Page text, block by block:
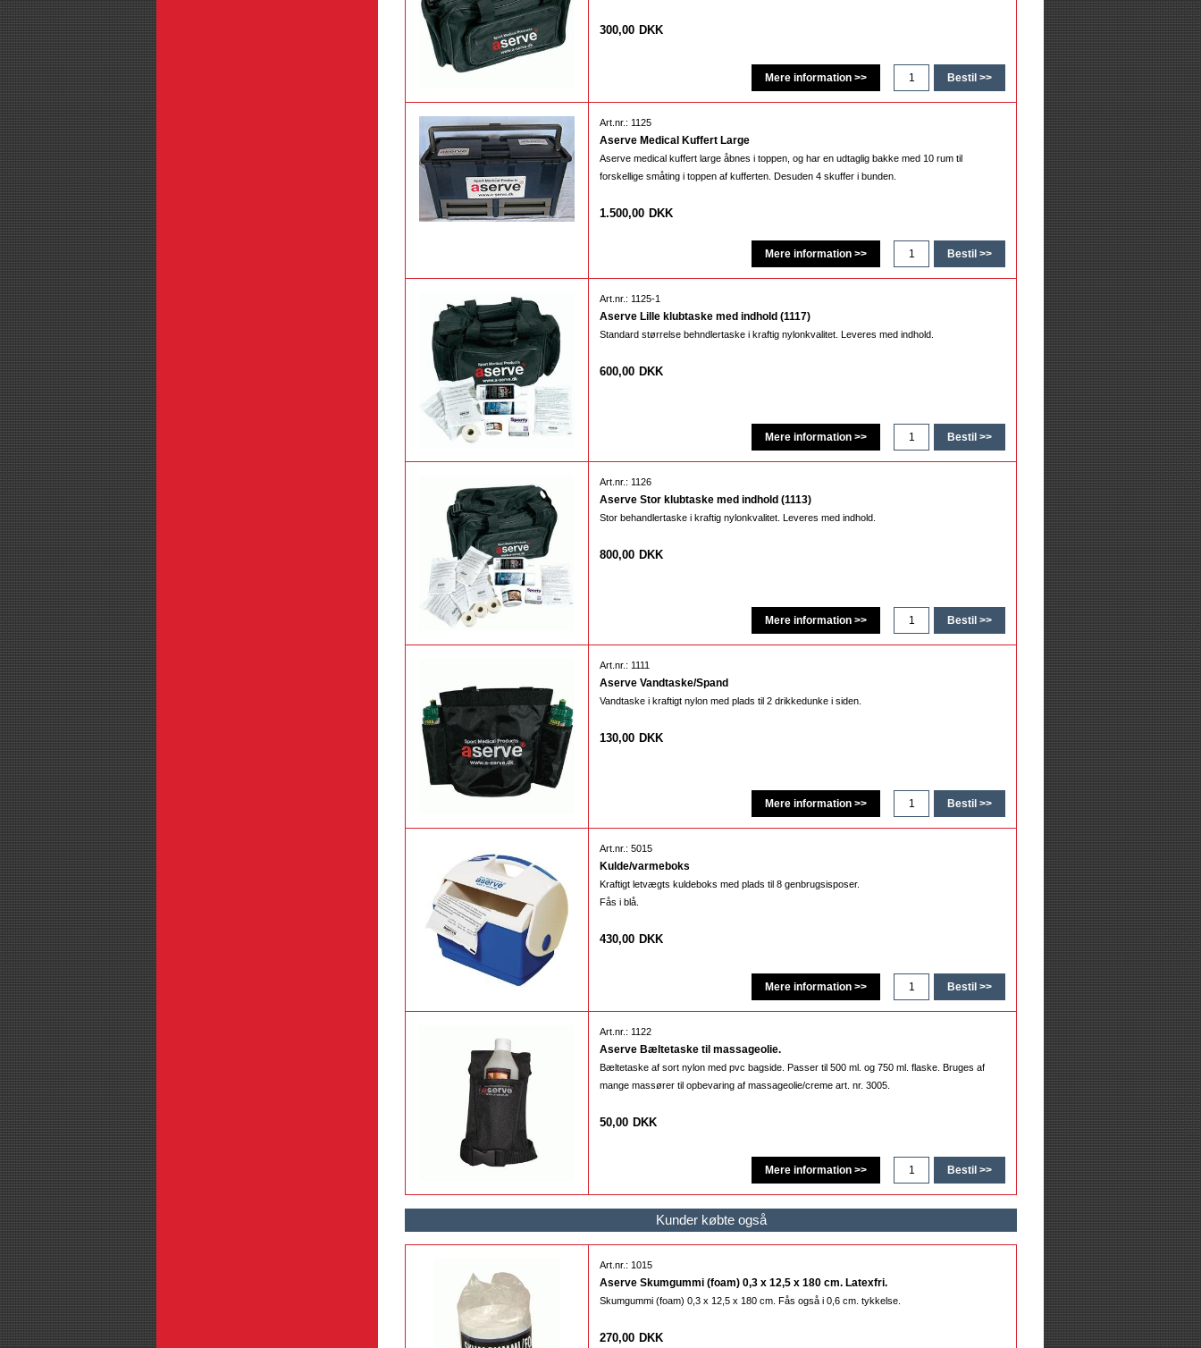
300,00 DKK
Art.nr.: 1125
Aserve Medical Kuffert Large
Aserve medical kuffert large åbnes i toppen, og har en udtaglig bakke med 10 rum til
forskellige småting i toppen af kufferten. Desuden 4 skuffer i bunden.
1.500,00 DKK
Art.nr.: 1125-1
Aserve Lille klubtaske med indhold (1117)
Standard størrelse behndlertaske i kraftig nylonkvalitet. Leveres med indhold.
600,00 DKK
Art.nr.: 1126
Aserve Stor klubtaske med indhold (1113)
Stor behandlertaske i kraftig nylonkvalitet. Leveres med indhold.
800,00 DKK
Art.nr.: 1111
Aserve Vandtaske/Spand
Vandtaske i kraftigt nylon med plads til 2 drikkedunke i siden.
130,00 DKK
Art.nr.: 5015
Kulde/varmeboks
Kraftigt letvægts kuldeboks med plads til 8 genbrugsisposer.
Fås i blå.
430,00 DKK
Art.nr.: 1122
Aserve Bæltetaske til massageolie.
Bæltetaske af sort nylon med pvc bagside. Passer til 500 ml. og 750 ml. flaske. Bruges af
mange massører til opbevaring af massageolie/creme art. nr. 3005.
50,00 DKK
Kunder købte også
Art.nr.: 1015
Aserve Skumgummi (foam) 0,3 x 12,5 x 180 cm. Latexfri.
Skumgummi (foam) 0,3 x 12,5 x 180 cm. Fås også i 0,6 cm. tykkelse.
270,00 DKK